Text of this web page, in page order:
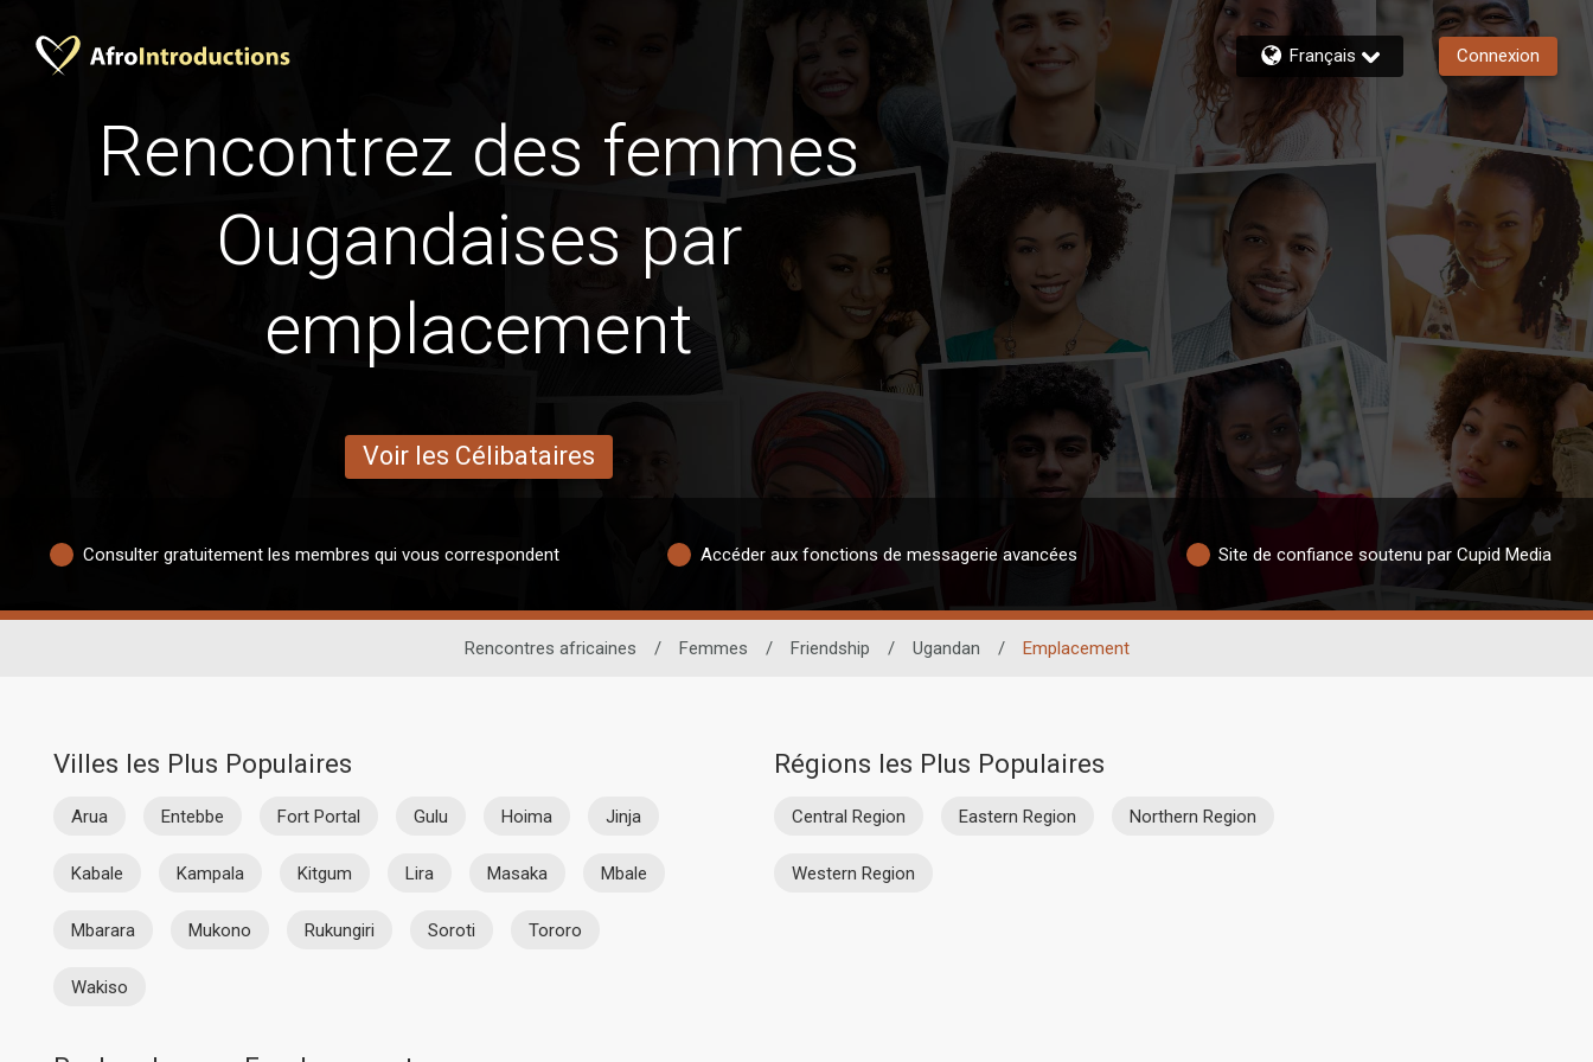
Français Connexion
Rencontrez des femmes
Ougandaises par
emplacement
Voir les Célibataires
Consulter gratuitement les membres qui vous correspondent Accéder aux fonctions de messagerie avancées Site de confiance soutenu par Cupid Media
Rencontres africaines / Femmes / Friendship / Ugandan / Emplacement
Villes les Plus Populaires
Arua Entebbe Fort Portal Gulu Hoima Jinja
Kabale Kampala Kitgum Lira Masaka Mbale
Mbarara Mukono Rukungiri Soroti Tororo
Wakiso
Régions les Plus Populaires
Central Region Eastern Region Northern Region
Western Region